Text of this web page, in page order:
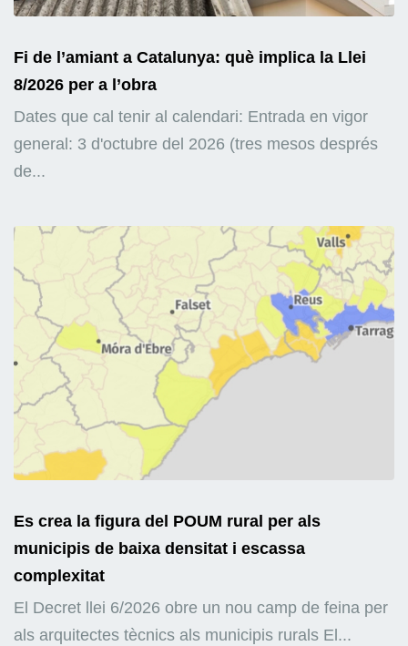
Fi de l’amiant a Catalunya: què implica la Llei
8/2026 per a l’obra
Dates que cal tenir al calendari: Entrada en vigor
general: 3 d'octubre del 2026 (tres mesos després
de...
Es crea la figura del POUM rural per als
municipis de baixa densitat i escassa
complexitat
El Decret llei 6/2026 obre un nou camp de feina per
als arquitectes tècnics als municipis rurals El...